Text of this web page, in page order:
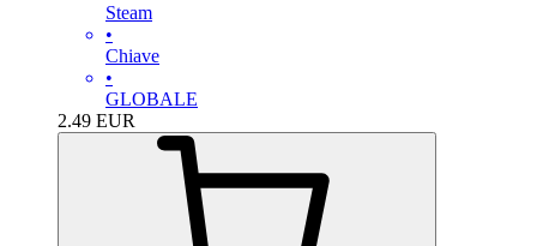
Steam
•
Chiave
•
GLOBALE
2.49 EUR